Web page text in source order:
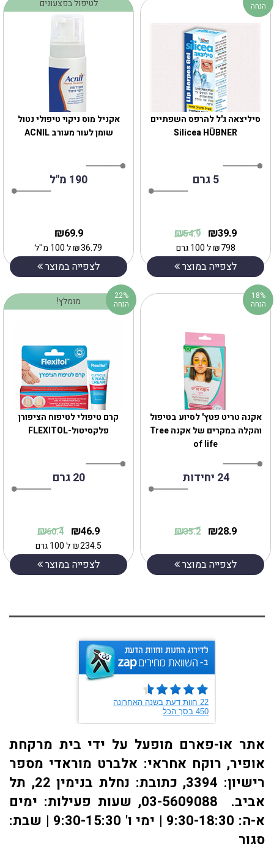
אקניל מוס ניקוי טיפולי נטול
שומן לעור מעורב ACNIL
190 מ"ל
לטיפול בפצעונים
69.9
₪
36.79
₪ל 100 מ''ל
לצפייה במוצר
סיליצאה ג'ל להרפס השפתיים
Silicea HÜBNER
5 גרם
39.9
₪
54.9
₪
798
₪ל 100 גרם
לצפייה במוצר
הנחה
קרם טיפולי לטיפוח הציפורן
פלקסיטול-FLEXITOL
20 גרם
מומלץ!
46.9
₪
60.4
₪
234.5
₪ל 100 גרם
לצפייה במוצר
22%
הנחה
אקנה טריט פטץ' לסיוע בטיפול
והקלה במקרים של אקנה Tree
of life
24 יחידות
28.9
₪
35.2
₪
לצפייה במוצר
18%
הנחה
אתר או-פארם מופעל על ידי בית מרקחת
אופיר, רוקח אחראי: אלברט מוראדי מספר
רישיון: 3394, כתובת: ​נחלת בנימין 22, תל
אביב. 03-5609088, שעות פעילות: ימים
א-ה: 9:30-18:30 | ימי ו' 9:30-15:30 | שבת:
סגור